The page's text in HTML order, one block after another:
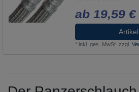
ab 19,59 €
* inkl. ges. MwSt. zzgl.